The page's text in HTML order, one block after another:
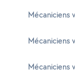
Mécaniciens
Mécaniciens
Mécaniciens